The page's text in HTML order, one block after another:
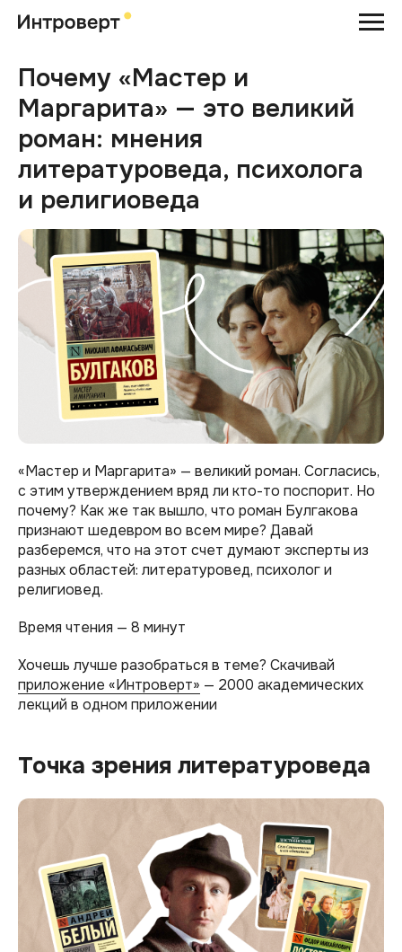
Почему «Мастер и
Маргарита» — это великий
роман: мнения
литературоведа, психолога
и религиоведа
«Мастер и Маргарита» — великий роман. Согласись,
с этим утверждением вряд ли кто-то поспорит. Но
почему? Как же так вышло, что роман Булгакова
признают шедевром во всем мире? Давай
разберемся, что на этот счет думают эксперты из
разных областей: литературовед, психолог и
религиовед.
Время чтения — 8 минут
Хочешь лучше разобраться в теме? Скачивай
приложение «Интроверт» — 2000 академических
лекций в одном приложении
Точка зрения литературоведа